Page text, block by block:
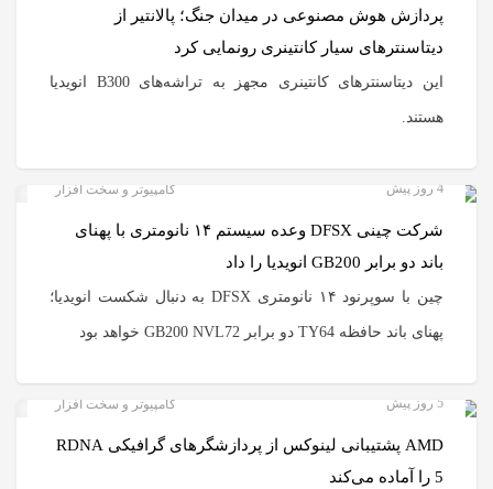
پردازش هوش مصنوعی در میدان جنگ؛ پالانتیر از
دیتاسنترهای سیار کانتینری رونمایی کرد
این دیتاسنترهای کانتینری مجهز به تراشه‌های B300 انویدیا
هستند.
کامپیوتر و سخت افزار 4 روز پیش
شرکت چینی DFSX وعده سیستم ۱۴ نانومتری با پهنای
باند دو برابر GB200 انویدیا را داد
چین با سوپرنود ۱۴ نانومتری DFSX به دنبال شکست انویدیا؛
پهنای باند حافظه TY64 دو برابر GB200 NVL72 خواهد بود
کامپیوتر و سخت افزار 5 روز پیش
AMD پشتیبانی لینوکس از پردازشگرهای گرافیکی RDNA
5 را آماده می‌کند